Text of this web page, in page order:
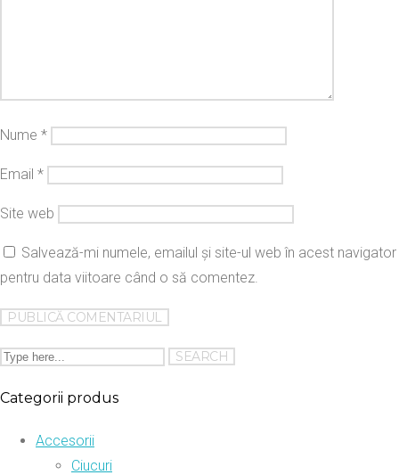
Nume *
Email *
Site web
Salvează-mi numele, emailul și site-ul web în acest navigator
pentru data viitoare când o să comentez.
Categorii produs
Accesorii
Ciucuri